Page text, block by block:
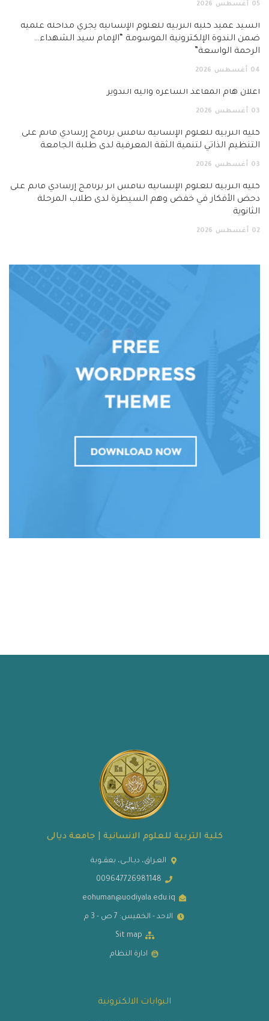
05 أغسطس 2026
السيد عميد كلية التربية للعلوم الإنسانية يجري مداخلة علمية
ضمن الندوة الإلكترونية الموسومة “الإمام سيد الشهداء…
الرحمة الواسعة”
04 أغسطس 2026
اعلان هام المقاعد الشاغرة وآلية التدوير
03 أغسطس 2026
كلية التربية للعلوم الإنسانية تناقش برنامج إرشادي قائم على
التنظيم الذاتي لتنمية الثقة المعرفية لدى طلبة الجامعة
03 أغسطس 2026
كلية التربية للعلوم الإنسانية تناقش أثر برنامج إرشادي قائم على
دحض الأفكار في خفض وهم السيطرة لدى طلاب المرحلة
الثانوية
02 أغسطس 2026
كلية التربية للعلوم الانسانية | جامعة ديالى
العـراق، ديـالــى، بعقــوبة
009647726981148
eohuman@uodiyala.edu.iq
الاحد - الخميس: 7 ص - 3 م
Sit map
ادارة النظام
البوابات الالكترونية